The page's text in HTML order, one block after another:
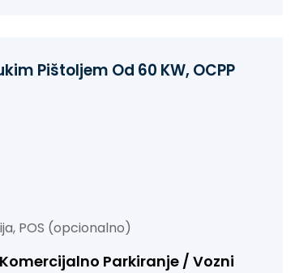
Pištoljem Od 60 KW, OCPP
POS (opcionalno)
Parkiranje / Vozni